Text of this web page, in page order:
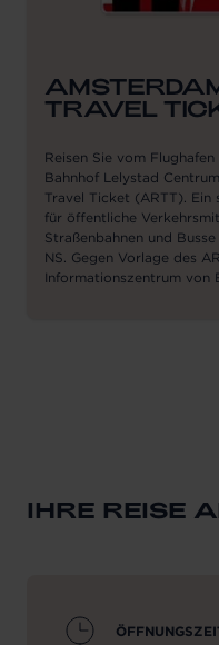
TRAVEL
Reisen Sie vom
Bahnhof Lelystad
Travel Ticket (ARTT). Ein
für öffentliche
Straßenbahnen und
NS. Gegen Vorlage des
Informationszentrum von
IHRE REISE